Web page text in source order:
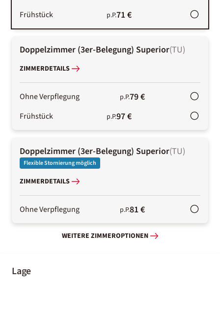
Frühstück p.P.71 €
Doppelzimmer (3er-Belegung) Superior(TU)
ZIMMERDETAILS
Ohne Verpflegung p.P.79 €
Frühstück p.P.97 €
Doppelzimmer (3er-Belegung) Superior(TU)
Flexible Stornierung möglich
ZIMMERDETAILS
Ohne Verpflegung p.P.81 €
WEITERE ZIMMEROPTIONEN
Lage